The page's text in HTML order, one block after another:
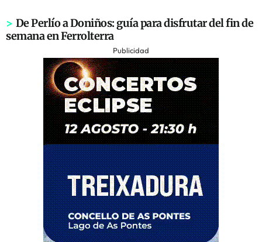
> De Perlío a Doniños: guía para disfrutar del fin de
semana en Ferrolterra
Publicidad